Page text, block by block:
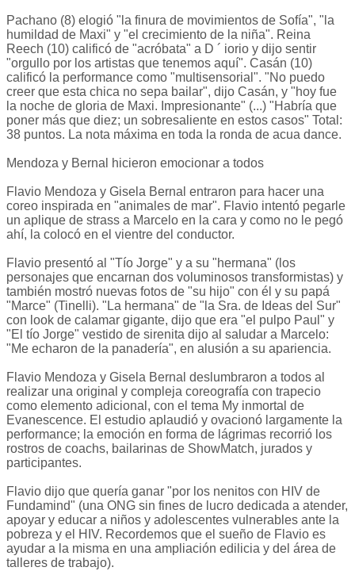
Pachano (8) elogió "la finura de movimientos de Sofía", "la
humildad de Maxi" y "el crecimiento de la niña". Reina
Reech (10) calificó de "acróbata" a D ´ iorio y dijo sentir
"orgullo por los artistas que tenemos aquí". Casán (10)
calificó la performance como "multisensorial". "No puedo
creer que esta chica no sepa bailar", dijo Casán, y "hoy fue
la noche de gloria de Maxi. Impresionante" (...) "Habría que
poner más que diez; un sobresaliente en estos casos" Total:
38 puntos. La nota máxima en toda la ronda de acua dance.
Mendoza y Bernal hicieron emocionar a todos
Flavio Mendoza y Gisela Bernal entraron para hacer una
coreo inspirada en "animales de mar". Flavio intentó pegarle
un aplique de strass a Marcelo en la cara y como no le pegó
ahí, la colocó en el vientre del conductor.
Flavio presentó al "Tío Jorge" y a su "hermana" (los
personajes que encarnan dos voluminosos transformistas) y
también mostró nuevas fotos de "su hijo" con él y su papá
"Marce" (Tinelli). "La hermana" de "la Sra. de Ideas del Sur"
con look de calamar gigante, dijo que era "el pulpo Paul" y
"El tío Jorge" vestido de sirenita dijo al saludar a Marcelo:
"Me echaron de la panadería", en alusión a su apariencia.
Flavio Mendoza y Gisela Bernal deslumbraron a todos al
realizar una original y compleja coreografía con trapecio
como elemento adicional, con el tema My inmortal de
Evanescence. El estudio aplaudió y ovacionó largamente la
performance; la emoción en forma de lágrimas recorrió los
rostros de coachs, bailarinas de ShowMatch, jurados y
participantes.
Flavio dijo que quería ganar "por los nenitos con HIV de
Fundamind" (una ONG sin fines de lucro dedicada a atender,
apoyar y educar a niños y adolescentes vulnerables ante la
pobreza y el HIV. Recordemos que el sueño de Flavio es
ayudar a la misma en una ampliación edilicia y del área de
talleres de trabajo).